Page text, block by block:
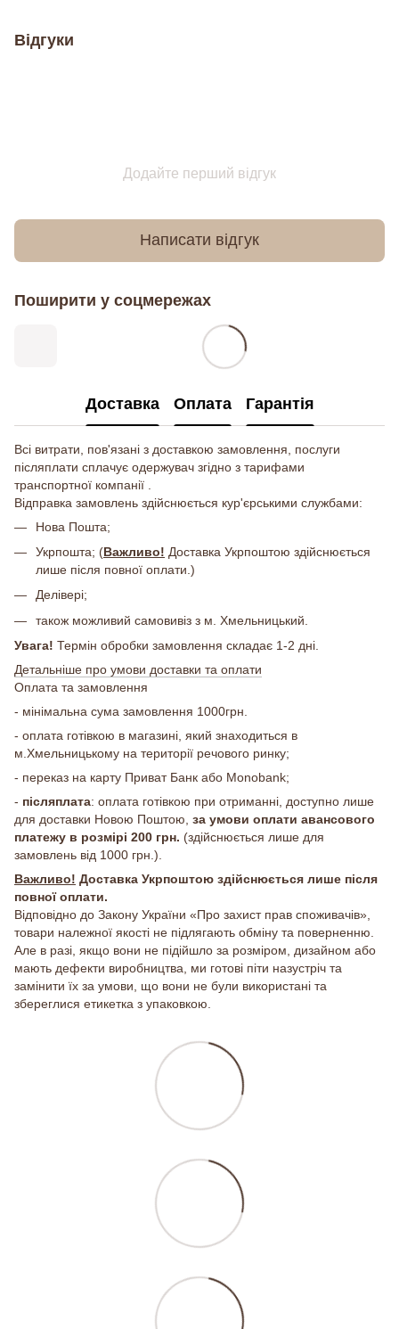
Відгуки
Додайте перший відгук
Написати відгук
Поширити у соцмережах
Доставка Оплата Гарантія
Всі витрати, пов'язані з доставкою замовлення, послуги
післяплати сплачує одержувач згідно з тарифами
транспортної компанії .
Відправка замовлень здійснюється кур'єрськими службами:
Нова Пошта;
Укрпошта; (Важливо! Доставка Укрпоштою здійснюється
лише після повної оплати.)
Делівері;
також можливий самовивіз з м. Хмельницький.
Увага! Термін обробки замовлення складає 1-2 дні.
Детальніше про умови доставки та оплати
Оплата та замовлення
- мінімальна сума замовлення 1000грн.
- оплата готівкою в магазині, який знаходиться в
м.Хмельницькому на території речового ринку;
- переказ на карту Приват Банк або Monobank;
- післяплата: оплата готівкою при отриманні, доступно лише
для доставки Новою Поштою, за умови оплати авансового
платежу в розмірі 200 грн. (здійснюється лише для
замовлень від 1000 грн.).
Важливо! Доставка Укрпоштою здійснюється лише після
повної оплати.
Відповідно до Закону України «Про захист прав споживачів»,
товари належної якості не підлягають обміну та поверненню.
Але в разі, якщо вони не підійшло за розміром, дизайном або
мають дефекти виробництва, ми готові піти назустріч та
замінити їх за умови, що вони не були використані та
збереглися етикетка з упаковкою.